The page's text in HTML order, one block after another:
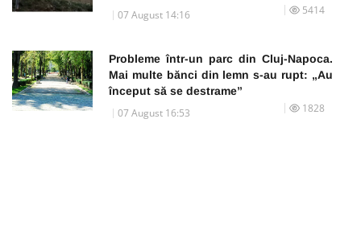
07 August 14:16 5414
Probleme într-un parc din Cluj-Napoca.
Mai multe bănci din lemn s-au rupt: „Au
început să se destrame”
07 August 16:53 1828